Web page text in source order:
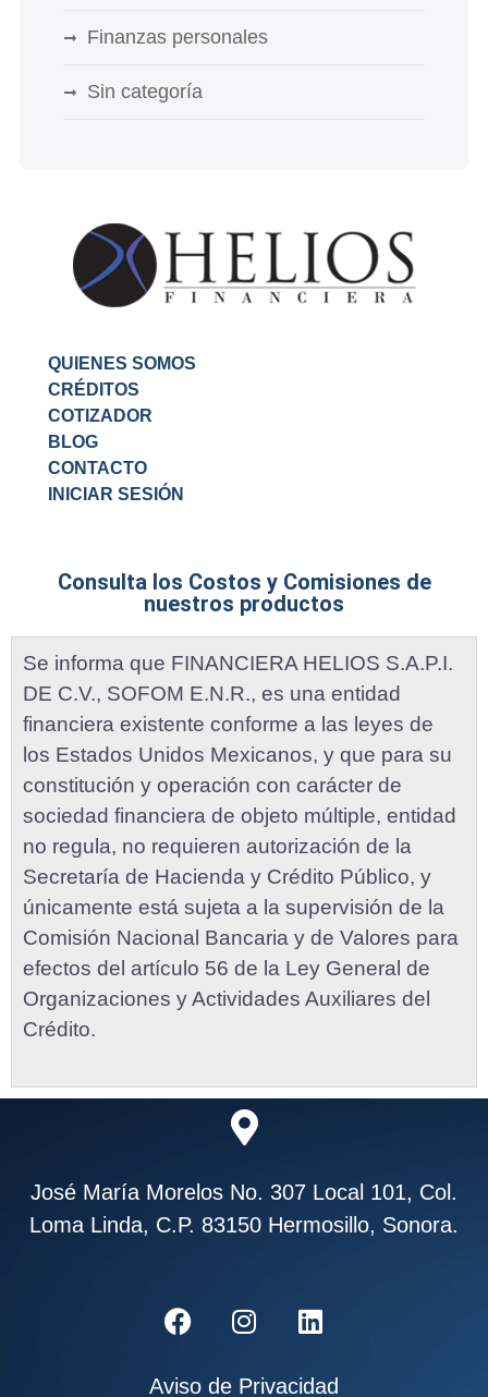
Finanzas personales
Sin categoría
QUIENES SOMOS
CRÉDITOS
COTIZADOR
BLOG
CONTACTO
INICIAR SESIÓN
Consulta los Costos y Comisiones de
nuestros productos
Se informa que FINANCIERA HELIOS S.A.P.I.
DE C.V., SOFOM E.N.R., es una entidad
financiera existente conforme a las leyes de
los Estados Unidos Mexicanos, y que para su
constitución y operación con carácter de
sociedad financiera de objeto múltiple, entidad
no regula, no requieren autorización de la
Secretaría de Hacienda y Crédito Público, y
únicamente está sujeta a la supervisión de la
Comisión Nacional Bancaria y de Valores para
efectos del artículo 56 de la Ley General de
Organizaciones y Actividades Auxiliares del
Crédito.
José María Morelos No. 307 Local 101, Col.
Loma Linda, C.P. 83150 Hermosillo, Sonora.
Aviso de Privacidad